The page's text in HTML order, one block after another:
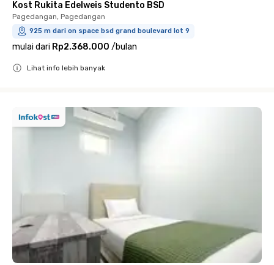
Kost Rukita Edelweis Studento BSD
Pagedangan, Pagedangan
925 m dari on space bsd grand boulevard lot 9
mulai dari Rp2.368.000 /bulan
Lihat info lebih banyak